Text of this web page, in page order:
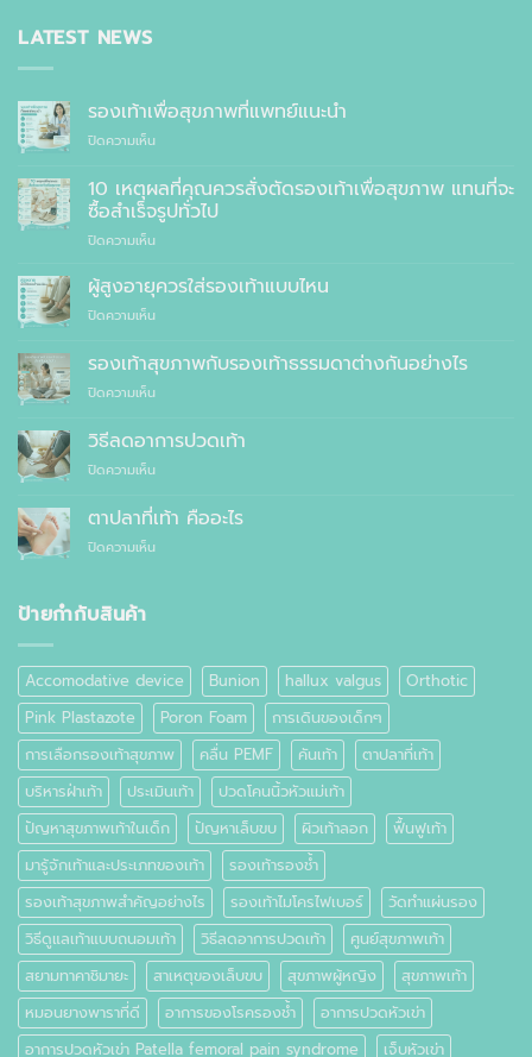
LATEST NEWS
รองเท้าเพื่อสุขภาพที่แพทย์แนะนำ
ปิดความเห็นบน
เพื่อ
สุขภาพ
ที่
แพทย์
10 เหตุผลที่คุณควรสั่งตัดรองเท้าเพื่อสุขภาพ แทนที่จะ
ซื้อสำเร็จรูปทั่วไป
ปิดความเห็นบน
เหตุผล
คุณ
สั่ง
ตัด
รองเท้า
สุขภาพ
สำเร็จรูป
ทั่วไป
ผู้สูงอายุควรใส่รองเท้าแบบไหน
ปิดความเห็นบน
สูง
อายุ
ควร
รองเท้า
ไหน
รองเท้าสุขภาพกับรองเท้าธรรมดาต่างกันอย่างไร
ปิดความเห็นบน
สุขภาพ
กับ
รองเท้า
ต่าง
อย่างไร
วิธีลดอาการปวดเท้า
ปิดความเห็นบน
ลด
อาการ
ปวด
ตาปลาที่เท้า คืออะไร
ปิดความเห็นบน
ป้ายกำกับสินค้า
Accomodative device Bunion hallux valgus
Orthotic
Pink Plastazote
Poron Foam
การเดินของเด็กๆ
การเลือกรองเท้าสุขภาพ
คลื่น PEMF คันเท้า
ตาปลาที่เท้า
บริหารฝ่าเท้า
ประเมินเท้า
ปวดโคนนิ้วหัวแม่เท้า
ปัญหาสุขภาพเท้าในเด็ก
ปัญหาเล็บขบ ผิวเท้าลอก
ฟื้นฟูเท้า
มารู้จักเท้าและประเภทของเท้า
รองเท้ารองช้ำ
รองเท้าสุขภาพสำคัญอย่างไร
รองเท้าไมโครไฟเบอร์
วัดทำแผ่นรอง
วิธีดูแลเท้าแบบถนอมเท้า
วิธีลดอาการปวดเท้า
ศูนย์สุขภาพเท้า
สยามทาคาชิมายะ
สาเหตุของเล็บขบ สุขภาพผู้หญิง
สุขภาพเท้า
หมอนยางพาราที่ดี
อาการของโรครองช้ำ
อาการปวดหัวเข่า
อาการปวดหัวเข่า Patella femoral pain syndrome
เจ็บหัวเข่า